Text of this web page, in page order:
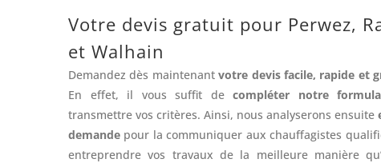
Votre devis gratuit pour Perwez,
et Walhain
Demandez dès maintenantvotre devis facile, rapide et
En effet, il vous suffit decompléter notre
transmettre vos critères. Ainsi, nous analyserons ensuite
demandepour la communiquer aux chauffagistes
entreprendre vos travaux de la meilleure manière